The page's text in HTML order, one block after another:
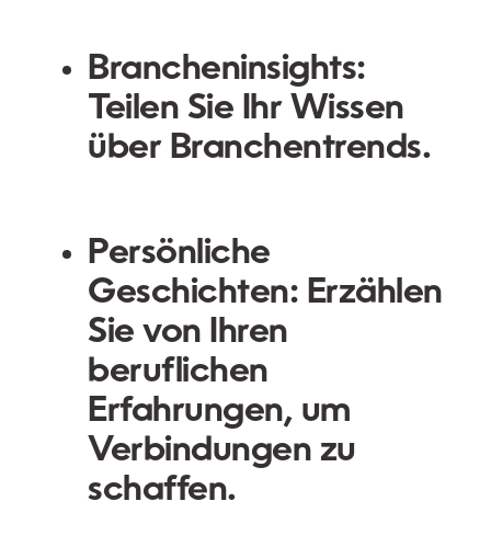
Brancheninsights:
Teilen Sie Ihr Wissen
über Branchentrends.
Persönliche
Geschichten: Erzählen
Sie von Ihren
beruflichen
Erfahrungen, um
Verbindungen zu
schaffen.